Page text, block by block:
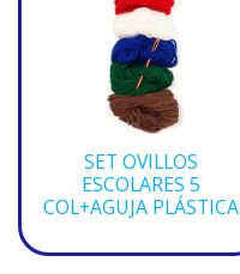
SET OVILLOS
ESCOLARES 5
COL+AGUJA PLÁSTICA